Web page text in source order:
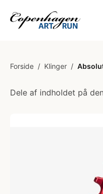
Forside / Klinger /
Dele af indholdet på